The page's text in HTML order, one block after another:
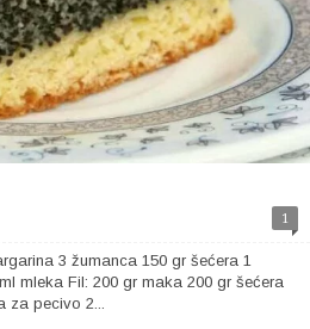
1
3 žumanca 150 gr šećera 1
mleka Fil: 200 gr maka 200 gr šećera
za pecivo 2...